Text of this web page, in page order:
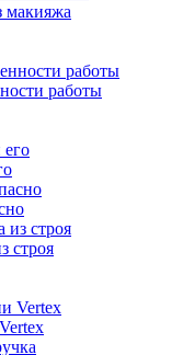
макияжа
работы
строя